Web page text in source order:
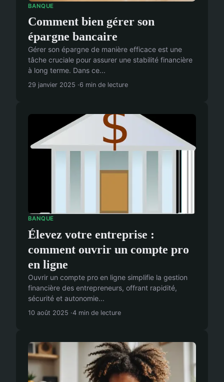
BANQUE
Comment bien gérer son
épargne bancaire
Gérer son épargne de manière efficace est une
tâche cruciale pour assurer une stabilité financière
à long terme. Dans ce...
29 janvier 2025 6 min de lecture
BANQUE
Élevez votre entreprise :
comment ouvrir un compte pro
en ligne
Ouvrir un compte pro en ligne simplifie la gestion
financière des entrepreneurs, offrant rapidité,
sécurité et autonomie...
10 août 2025 4 min de lecture